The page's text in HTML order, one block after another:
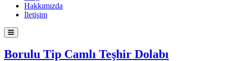
Hakkımızda
İletişim
Borulu Tip Camlı Teşhir Dolabı